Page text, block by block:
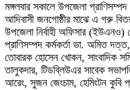
মঙ্গলবার সকালে উপজেলা
আদিবাসী জনগোষ্ঠীর মাঝে এ গরু
উপজেলা নির্বাহী অফিসার
প্রাণিসম্পদ কর্মকর্তা ডা. অমিত
তোবারক হোসেন খোকন, সাংবাদিক
তালুকদার, টিডব্লিউএর সাবেক সভাপতি
আরেং, সুজন জেংচাম, হেমিংটন কুবি